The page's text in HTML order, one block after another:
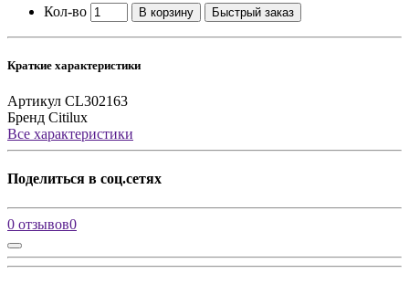
Кол-во В корзину Быстрый заказ
Краткие характеристики
Артикул CL302163
Бренд Citilux
Все характеристики
Поделиться в соц.сетях
0 отзывов0